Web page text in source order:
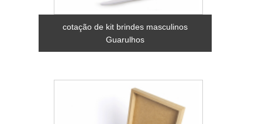
cotação de kit brindes masculinos
Guarulhos